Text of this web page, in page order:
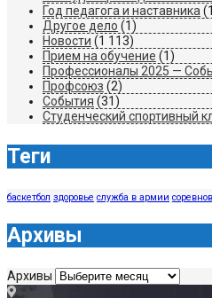
Год педагога и наставника
Другое дело (1)
Новости (1 113)
Прием на обучение (1)
Профессионалы 2025 —
Профсоюз (2)
События (31)
Студенческий спортивный
Теги
баскетбол здоровье служба в армии
Архивы
Архивы